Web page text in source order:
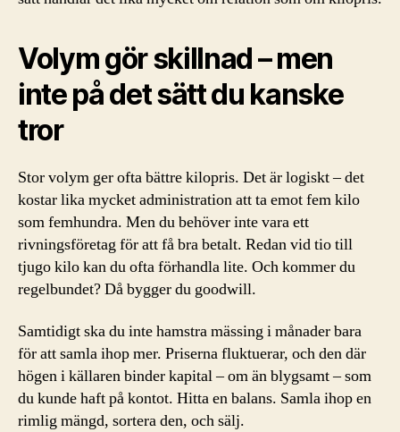
Volym gör skillnad – men
inte på det sätt du kanske
tror
Stor volym ger ofta bättre kilopris. Det är logiskt – det
kostar lika mycket administration att ta emot fem kilo
som femhundra. Men du behöver inte vara ett
rivningsföretag för att få bra betalt. Redan vid tio till
tjugo kilo kan du ofta förhandla lite. Och kommer du
regelbundet? Då bygger du goodwill.
Samtidigt ska du inte hamstra mässing i månader bara
för att samla ihop mer. Priserna fluktuerar, och den där
högen i källaren binder kapital – om än blygsamt – som
du kunde haft på kontot. Hitta en balans. Samla ihop en
rimlig mängd, sortera den, och sälj.